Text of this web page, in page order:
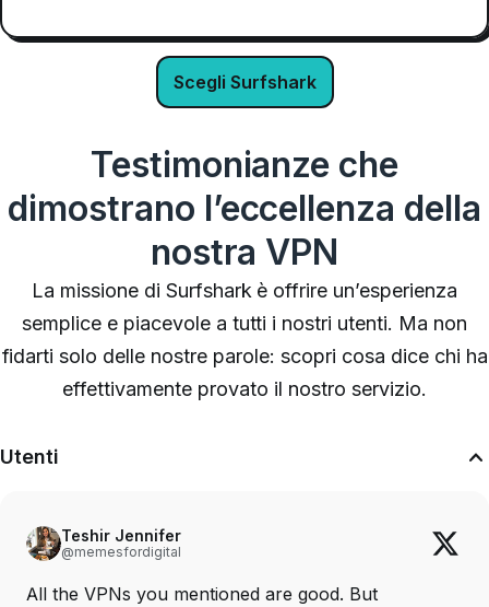
Scegli Surfshark
Testimonianze che
dimostrano l’eccellenza della
nostra VPN
La missione di Surfshark è offrire un’esperienza
semplice e piacevole a tutti i nostri utenti. Ma non
fidarti solo delle nostre parole: scopri cosa dice chi ha
effettivamente provato il nostro servizio.
Utenti
Teshir Jennifer
@memesfordigital
All the VPNs you mentioned are good. But